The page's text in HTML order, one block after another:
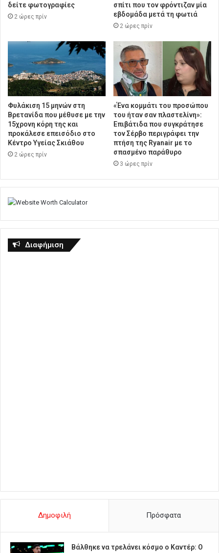
δείτε φωτογραφίες
2 ώρες πρίν
σπίτι που τον φρόντιζαν μία
εβδομάδα μετά τη φωτιά
2 ώρες πρίν
Φυλάκιση 15 μηνών στη
Βρετανίδα που μέθυσε με την
15χρονη κόρη της και
προκάλεσε επεισόδιο στο
Κέντρο Υγείας Σκιάθου
2 ώρες πρίν
«Ένα κομμάτι του προσώπου
του ήταν σαν πλαστελίνη»:
Επιβάτιδα που συγκράτησε
τον Σέρβο περιγράφει την
πτήση της Ryanair με το
σπασμένο παράθυρο
3 ώρες πρίν
Διαφήμιση
Δημοφιλή Πρόσφατα
Βάλθηκε να τρελάνει κόσμο ο Καντέρ: Ο